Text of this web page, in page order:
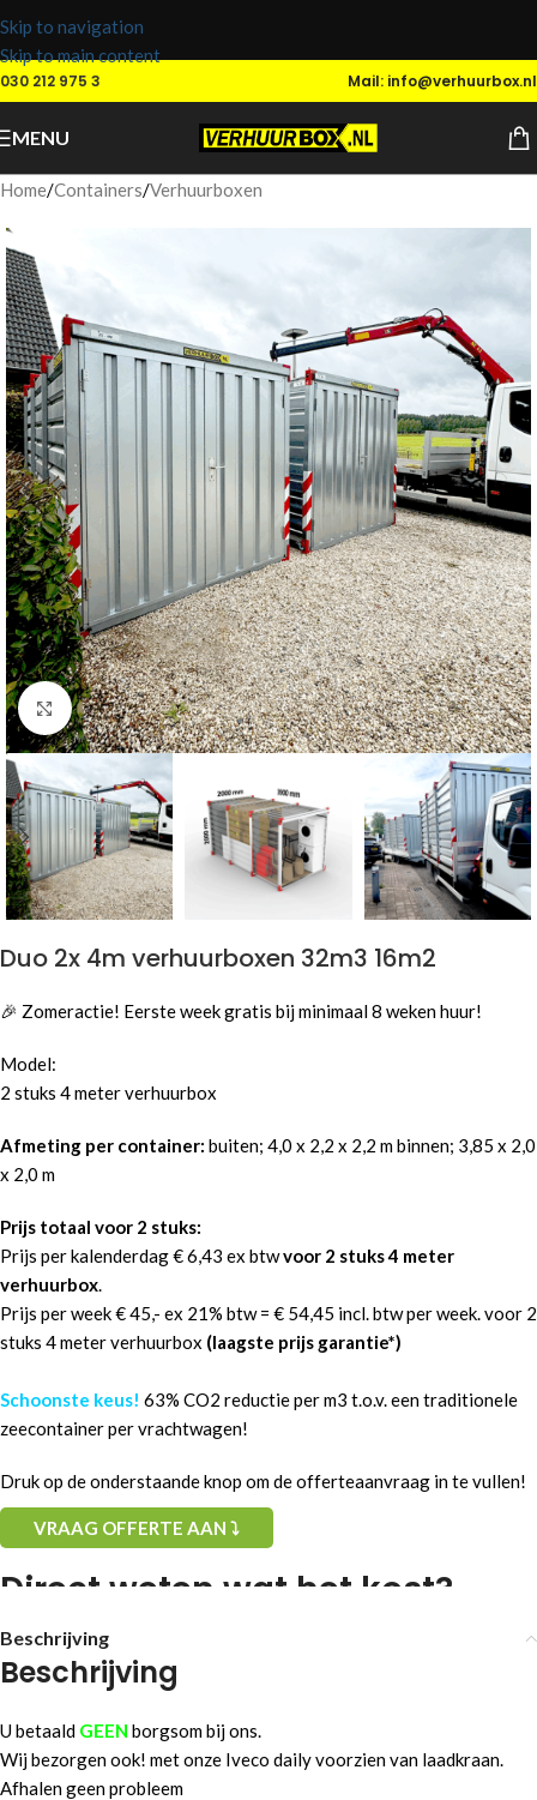
Skip to navigation
Skip to main content
030 212 975 3 Mail: info@verhuurbox.nl
MENU
Home/Containers/Verhuurboxen
Click to enlarge
Duo 2x 4m verhuurboxen 32m3 16m2
🎉 Zomeractie! Eerste week gratis bij minimaal 8 weken huur!
Model:
2 stuks 4 meter verhuurbox
Afmeting per container: buiten; 4,0 x 2,2 x 2,2 m binnen; 3,85 x 2,0
x 2,0 m
Prijs totaal voor 2 stuks:
Prijs per kalenderdag € 6,43 ex btwvoor 2 stuks 4 meter
verhuurbox.
Prijs per week € 45,- ex 21% btw = € 54,45 incl. btw per week. voor 2
stuks 4 meter verhuurbox (laagste prijs garantie*)
Schoonste keus! 63% CO2 reductie per m3 t.o.v. een traditionele
zeecontainer per vrachtwagen!
Druk op de onderstaande knop om de offerteaanvraag in te vullen!
VRAAG OFFERTE AAN ⤵
Direct weten wat het kost?
Vraag vrijblijvend uw opslag
aan:
U ontvangt van ons eerst vrijblijvend een voorstel incl. alle kosten
o.b.v. beschikbaarheid. Dus geen verassingen achteraf!
Beschrijving
Beschrijving
U betaald GEEN borgsom bij ons.
Wij bezorgen ook! met onze Iveco daily voorzien van laadkraan.
Afhalen geen probleem